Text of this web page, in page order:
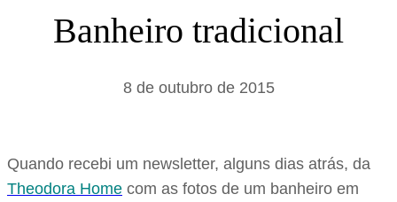
aBanheiro tradicional
8 de outubro de 2015
Quando recebi um newsletter, alguns dias atrás, da
Theodora Home com as fotos de um banheiro em